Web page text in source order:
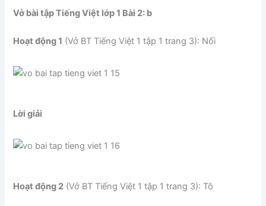
Vở bài tập Tiếng Việt lớp 1 Bài 2: b
Hoạt động 1 (Vở BT Tiếng Việt 1 tập 1 trang 3): Nối
Lời giải
Hoạt động 2 (Vở BT Tiếng Việt 1 tập 1 trang 3): Tô